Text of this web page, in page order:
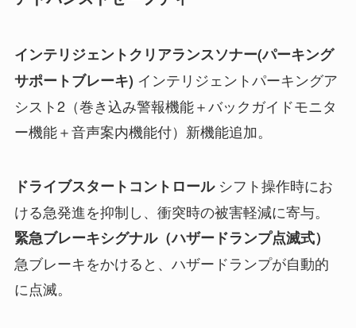
インテリジェントクリアランスソナー(パーキング
サポートブレーキ) インテリジェントパーキングア
シスト2（巻き込み警報機能＋バックガイドモニタ
ー機能＋音声案内機能付）新機能追加。
ドライブスタートコントロール シフト操作時にお
ける急発進を抑制し、衝突時の被害軽減に寄与。
緊急ブレーキシグナル（ハザードランプ点滅式）
急ブレーキをかけると、ハザードランプが自動的
に点滅。